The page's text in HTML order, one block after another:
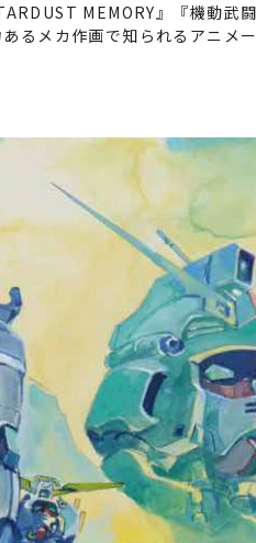
MEMORY』『機動武
るメカ作画で知られるアニ